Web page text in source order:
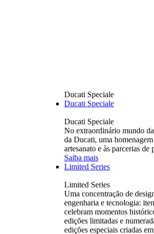
Ducati Speciale
Ducati Speciale
Ducati Speciale
No extraordinário mundo
da Ducati, uma
artesanato e às parcerias de
Saiba mais
Limited Series
Limited Series
Uma concentração de
engenharia e tecnologia:
celebram momentos
edições limitadas e
edições especiais criadas